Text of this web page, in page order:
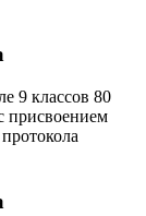
9 классов 80
присвоением